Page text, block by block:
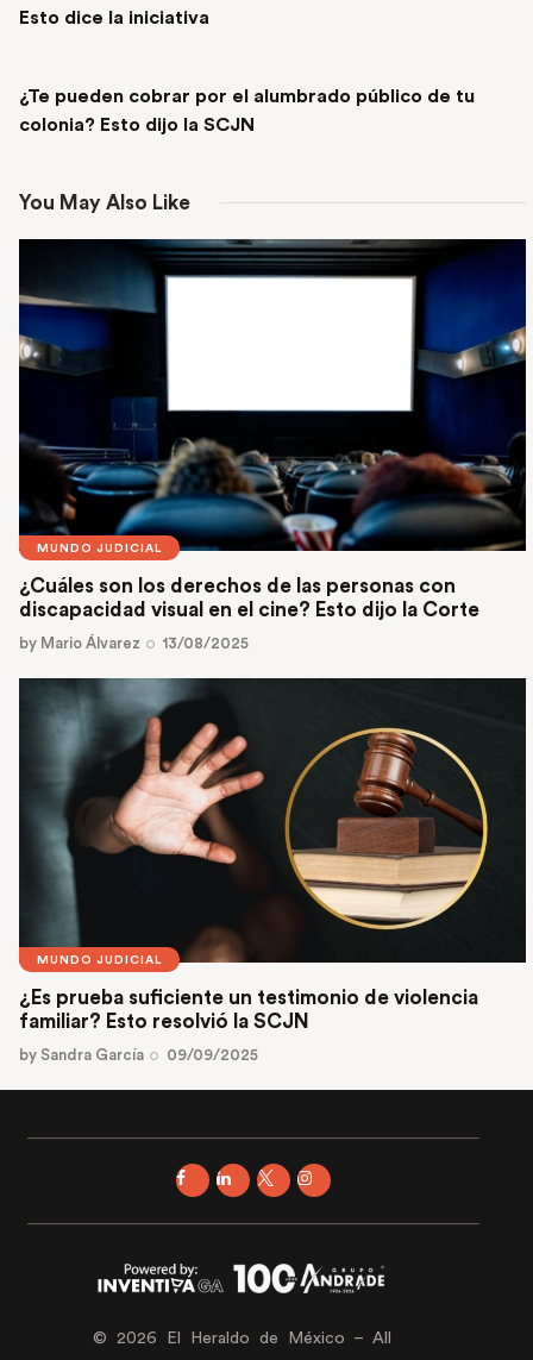
Esto dice la iniciativa
¿Te pueden cobrar por el alumbrado público de tu
colonia? Esto dijo la SCJN
You May Also Like
MUNDO JUDICIAL
¿Cuáles son los derechos de las personas con
discapacidad visual en el cine? Esto dijo la Corte
by Mario Álvarez 13/08/2025
MUNDO JUDICIAL
¿Es prueba suficiente un testimonio de violencia
familiar? Esto resolvió la SCJN
by Sandra García 09/09/2025
© 2026 El Heraldo de México – All